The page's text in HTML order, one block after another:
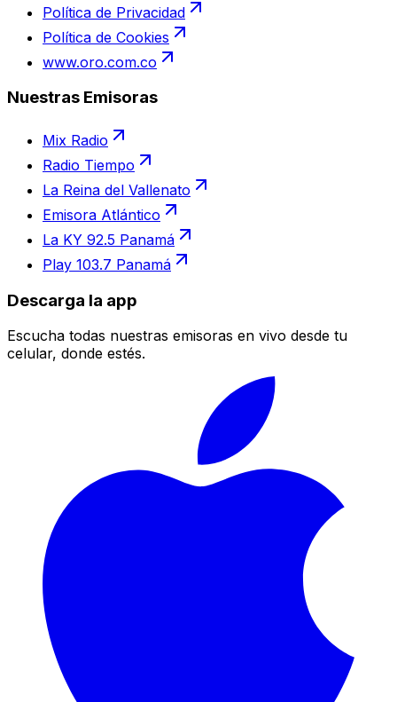
Política de Privacidad
Política de Cookies
www.oro.com.co
Nuestras Emisoras
Mix Radio
Radio Tiempo
La Reina del Vallenato
Emisora Atlántico
La KY 92.5 Panamá
Play 103.7 Panamá
Descarga la app
Escucha todas nuestras emisoras en vivo desde tu
celular, donde estés.